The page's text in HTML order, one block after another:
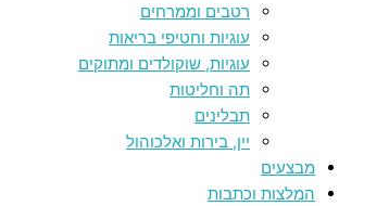
רטבים וממרחים
עוגיות וחטיפי בריאות
עוגיות, שוקולדים ומתוקים
תה וחליטות
תבלינים
יין, בירות ואלכוהול
מבצעים
המלצות וכתבות